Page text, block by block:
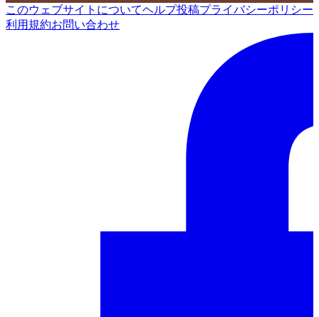
このウェブサイトについてヘルプ投稿プライバシーポリシー
利用規約お問い合わせ